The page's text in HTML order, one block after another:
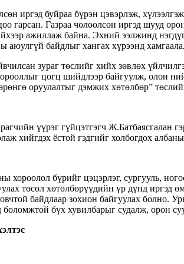
иргэд буйраа бүрэн цэвэрлэж,
гарсан. Газраа чөлөөлсөн иргэд шууд
ажиллаж байна. Эхний ээлжинд
аюулгүй байдлыг хангах хүрээнд
зураг төслийг хийх зөвлөх
цогц шийдлээр байгуулж, олон
оруулалтыг дэмжих хөтөлбөр”
үүрэг гүйцэтгэгч
хийгдэх ёстой гэдгийг холбогдох
хороолол бүрийг цэцэрлэг, сургууль,
төсөл хөтөлбөрүүдийн үр дүнд
байдлаар зохион байгуулах болно.
бүх хувилбарыг судалж, орон